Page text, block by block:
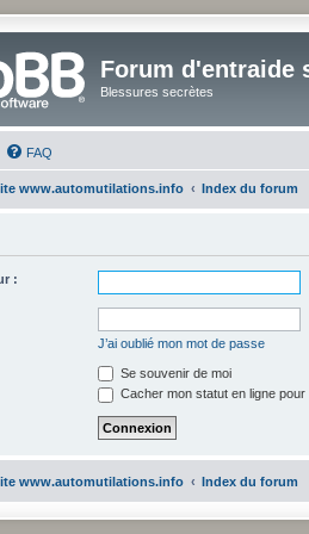
Forum d'entraide
Blessures secrètes
FAQ
www.automutilations.info Index du forum
:
J’ai oublié mon mot de passe
Se souvenir de moi
Cacher mon statut en ligne
www.automutilations.info Index du forum